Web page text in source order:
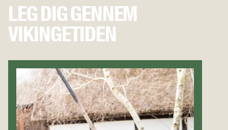
LEG DIG GENNEM
VIKINGETIDEN